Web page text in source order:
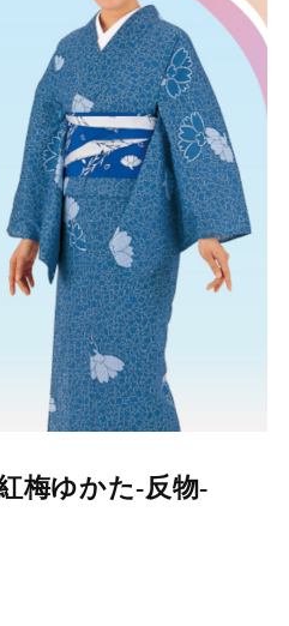
梅ゆかた-反物-